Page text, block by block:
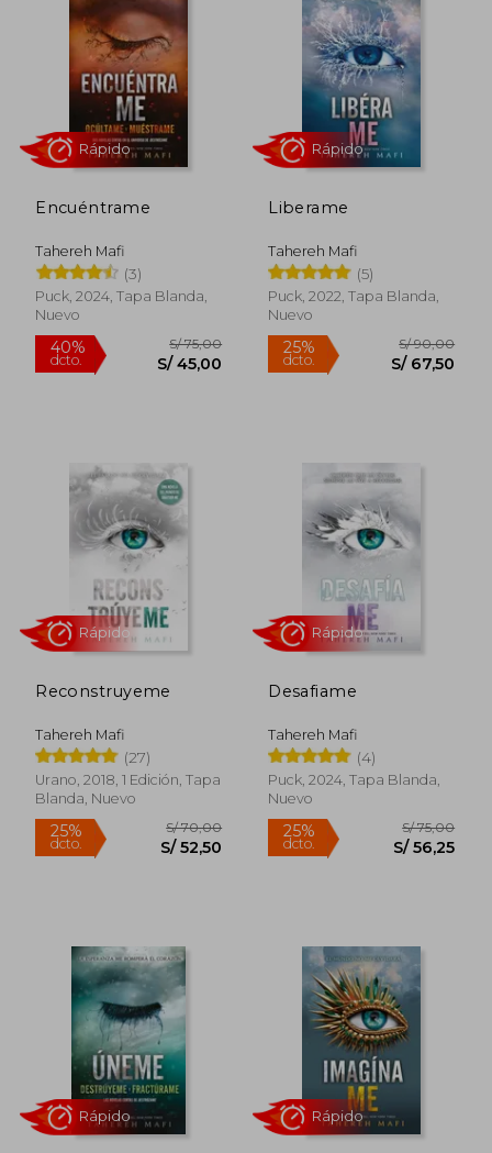
Encuéntrame
Tahereh Mafi
(3)
Puck, 2024, Tapa Blanda,
Nuevo
40%
dcto.
Rápido
Liberame
Tahereh Mafi
(5)
Puck, 2022, Tapa Blanda,
Nuevo
25%
dcto.
Rápido
Reconstruyeme
Tahereh Mafi
(27)
Urano, 2018, 1 Edición, Tapa
Blanda, Nuevo
25%
dcto. S/ 52,50
Desafiame
Tahereh Mafi
(4)
Puck, 2024, Tapa Blanda,
Nuevo
25%
dcto.